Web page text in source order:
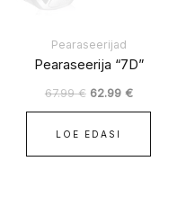
Pearaseerijad
Pearaseerija “7D”
67.99€ 62.99 €
LOE EDASI